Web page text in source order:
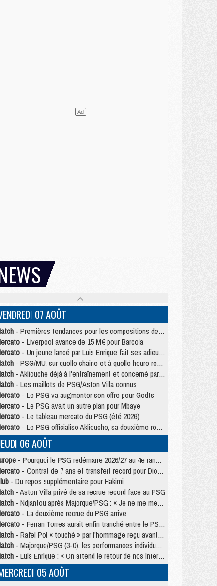
07 AOÛT
- Premières tendances pour les compositions de PSG/MU
- Liverpool avance de 15 M€ pour Barcola
- Un jeune lancé par Luis Enrique fait ses adieux au PSG
- PSG/MU, sur quelle chaine et à quelle heure regarder le match ?
- Akliouche déjà à l'entraînement et concerné par PSG/MU ?
- Les maillots de PSG/Aston Villa connus
- Le PSG va augmenter son offre pour Godts
- Le PSG avait un autre plan pour Mbaye
- Le tableau mercato du PSG (été 2026)
- Le PSG officialise Akliouche, sa deuxième recrue de l’été
06 AOÛT
- Pourquoi le PSG redémarre 2026/27 au 4e rang du coefficient UEFA
- Contrat de 7 ans et transfert record pour Diomandé loin du PSG
- Du repos supplémentaire pour Hakimi
- Aston Villa privé de sa recrue record face au PSG
- Ndjantou après Majorque/PSG : « Je ne me mets pas de plafond »
- La deuxième recrue du PSG arrive
- Ferran Torres aurait enfin tranché entre le PSG et le Barça
- Rafel Pol « touché » par l'hommage reçu avant Majorque/PSG
- Majorque/PSG (3-0), les performances individuelles
- Luis Enrique : « On attend le retour de nos internationaux »
05 AOÛT